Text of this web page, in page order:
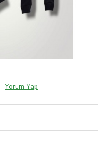
-Yorum Yap